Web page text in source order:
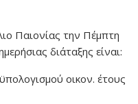
Παιονίας την Πέμπτη
διάταξης είναι:
οικον. έτους